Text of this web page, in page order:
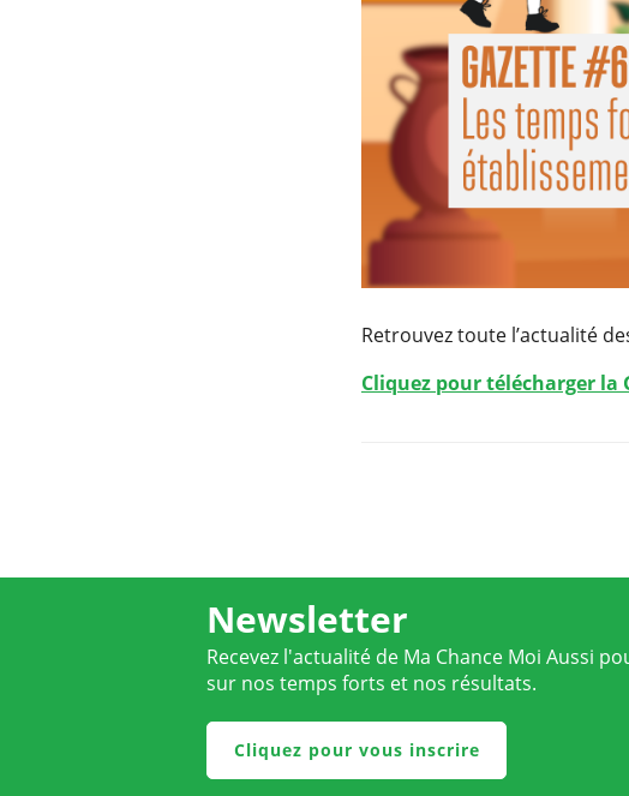
Retrouvez toute l’actualité
Cliquez pour télécharger la
Newsletter
Recevez l'actualité de Ma Chance Moi Aussi
sur nos temps forts et nos résultats.
Cliquez pour vous inscrire